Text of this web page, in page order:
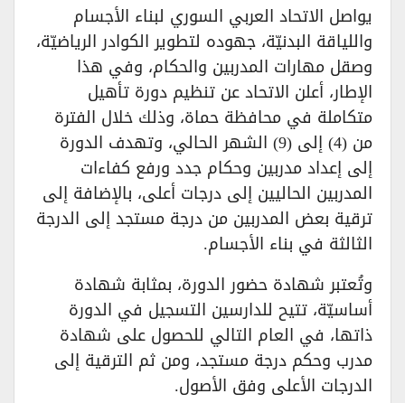
يواصل الاتحاد العربي السوري لبناء الأجسام
واللياقة البدنيّة، جهوده لتطوير الكوادر الرياضيّة،
وصقل مهارات المدربين والحكام، وفي هذا
الإطار، أعلن الاتحاد عن تنظيم دورة تأهيل
متكاملة في محافظة حماة، وذلك خلال الفترة
من (4) إلى (9) الشهر الحالي، وتهدف الدورة
إلى إعداد مدربين وحكام جدد ورفع كفاءات
المدربين الحاليين إلى درجات أعلى، بالإضافة إلى
ترقية بعض المدربين من درجة مستجد إلى الدرجة
الثالثة في بناء الأجسام.
وتُعتبر شهادة حضور الدورة، بمثابة شهادة
أساسيّة، تتيح للدارسين التسجيل في الدورة
ذاتها، في العام التالي للحصول على شهادة
مدرب وحكم درجة مستجد، ومن ثم الترقية إلى
الدرجات الأعلى وفق الأصول.